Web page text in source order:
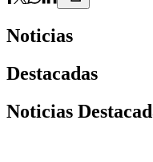
Noticias
Destacadas
Noticias